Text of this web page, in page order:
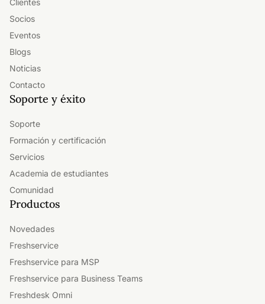
Clientes
Socios
Eventos
Blogs
Noticias
Contacto
Soporte y éxito
Soporte
Formación y certificación
Servicios
Academia de estudiantes
Comunidad
Productos
Novedades
Freshservice
Freshservice para MSP
Freshservice para Business Teams
Freshdesk Omni